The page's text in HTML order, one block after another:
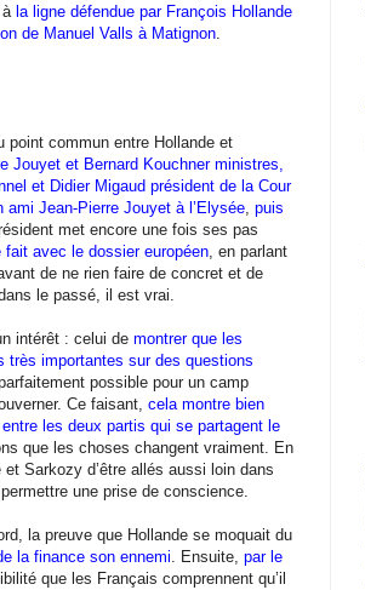
la ligne défendue par François Hollande
de Manuel Valls à Matignon
point commun entre Hollande et
Jouyet et Bernard Kouchner ministres,
et Didier Migaud président de la Cour
Jean-Pierre Jouyet à l’Elysée puis
met encore une fois ses pas
fait avec le dossier européen , en parlant
de ne rien faire de concret et de
le passé, il est vrai.
intérêt : celui de montrer que les
très importantes sur des questions
possible pour un camp
Ce faisant, cela montre bien
les deux partis qui se partagent le
que les choses changent vraiment. En
Sarkozy d’être allés aussi loin dans
une prise de conscience.
la preuve que Hollande se moquait du
la finance son ennemi . Ensuite, par le
que les Français comprennent qu’il